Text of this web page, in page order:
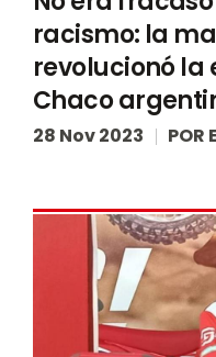
racismo: la
revolucionó la
Chaco
28 Nov 2023 POR